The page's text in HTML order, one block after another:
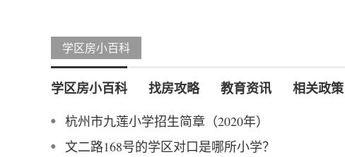
学区房小百科
学区房小百科 找房攻略 教育资讯 相关政策
杭州市九莲小学招生简章（2020年）
文二路168号的学区对口是哪所小学？